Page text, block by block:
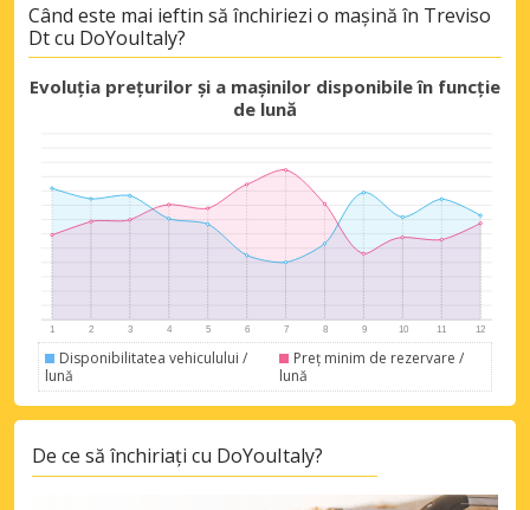
Economii de top
Accesați ofertele exclusive ale
furnizorilor noștri
Autentificare cu eLink
Când este mai ieftin să închiriezi o mașină în Treviso
Dt cu DoYouItaly?
Evoluția prețurilor și a mașinilor disponibile în funcție
de lună
Disponibilitatea vehiculului /
lună
Preț minim de rezervare /
lună
De ce să închiriați cu DoYouItaly?